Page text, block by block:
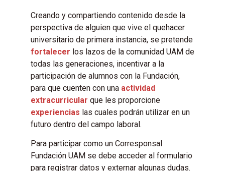
Creando y compartiendo contenido desde la
perspectiva de alguien que vive el quehacer
universitario de primera instancia, se pretende
fortalecer los lazos de la comunidad UAM de
todas las generaciones, incentivar a la
participación de alumnos con la Fundación,
para que cuenten con una actividad
extracurricular que les proporcione
experiencias las cuales podrán utilizar en un
futuro dentro del campo laboral.
Para participar como un Corresponsal
Fundación UAM se debe acceder al formulario
para registrar datos y externar algunas dudas.